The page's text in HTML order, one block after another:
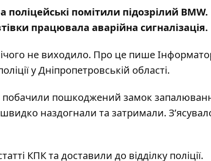
поліцейські помітили підозрілий BMW.
працювала аварійна сигналізація.
не виходило. Про це пише
у Дніпропетровській області.
побачили пошкоджений замок
наздогнали та затримали.
КПК та доставили до відділку поліції.